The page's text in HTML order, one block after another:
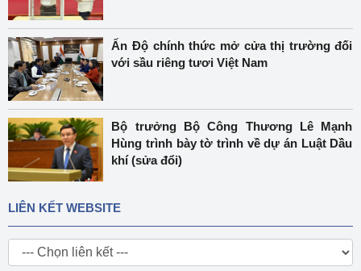
Ấn Độ chính thức mở cửa thị trường đối
với sầu riêng tươi Việt Nam
Bộ trưởng Bộ Công Thương Lê Mạnh
Hùng trình bày tờ trình về dự án Luật Dầu
khí (sửa đổi)
LIÊN KẾT WEBSITE